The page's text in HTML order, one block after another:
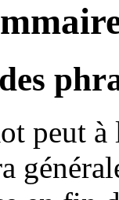
peut